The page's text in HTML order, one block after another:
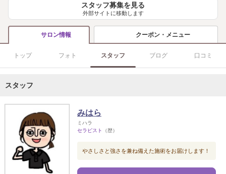
スタッフ募集を見る
外部サイトに移動します
サロン情報 クーポン・メニュー
トップ フォト スタッフ ブログ 口コミ
スタッフ
みはら
ミハラ
セラピスト
（歴）
やさしさと強さを兼ね備えた施術をお届けします！